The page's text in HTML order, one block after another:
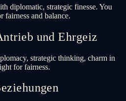
diplomatic, strategic finesse. You
fairness and balance.
und Ehrgeiz
strategic thinking, charm in
for fairness.